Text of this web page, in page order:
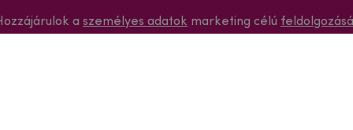
a személyes adatok marketing célú